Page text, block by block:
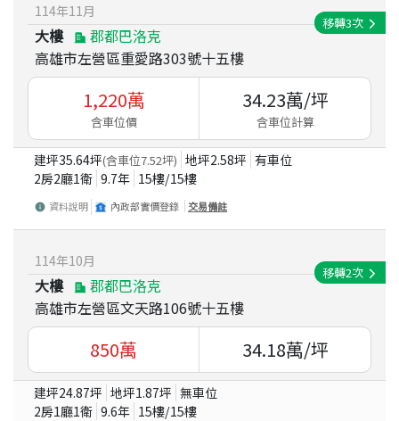
114年11 月
大樓
郡都巴洛克
高雄市左營區重愛路303號十五樓
移轉3次
1,220萬
含車位價
34.23萬/坪
含車位計算
建坪35.64坪(含車位7.52坪) 地坪2.58坪 有車位
2房2廳1衛 9.7年 15樓/15樓
資料說明 內政部實價登錄 交易備註
114年10月
大樓
郡都巴洛克
高雄市左營區文天路106號十五樓
移轉2次
850萬 34.18萬/坪
建坪24.87坪 地坪1.87坪 無車位
2房1廳1衛 9.6年 15樓/15樓